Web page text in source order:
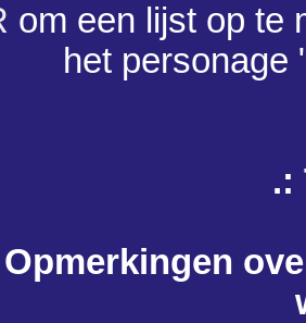
om een lijst op te
het personage
.: